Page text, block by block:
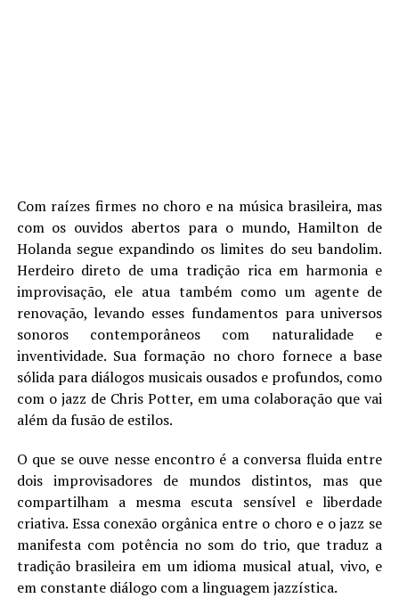
Com raízes firmes no choro e na música brasileira, mas
com os ouvidos abertos para o mundo, Hamilton de
Holanda segue expandindo os limites do seu bandolim.
Herdeiro direto de uma tradição rica em harmonia e
improvisação, ele atua também como um agente de
renovação, levando esses fundamentos para universos
sonoros contemporâneos com naturalidade e
inventividade. Sua formação no choro fornece a base
sólida para diálogos musicais ousados e profundos, como
com o jazz de Chris Potter, em uma colaboração que vai
além da fusão de estilos.
O que se ouve nesse encontro é a conversa fluida entre
dois improvisadores de mundos distintos, mas que
compartilham a mesma escuta sensível e liberdade
criativa. Essa conexão orgânica entre o choro e o jazz se
manifesta com potência no som do trio, que traduz a
tradição brasileira em um idioma musical atual, vivo, e
em constante diálogo com a linguagem jazzística.